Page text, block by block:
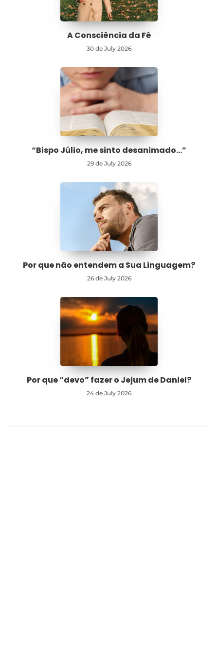
A Consciência da Fé
30 de July 2026
“Bispo Júlio, me sinto desanimado…”
29 de July 2026
Por que não entendem a Sua Linguagem?
26 de July 2026
Por que “devo” fazer o Jejum de Daniel?
24 de July 2026